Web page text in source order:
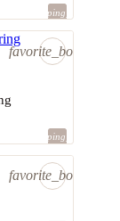
shopping_bag
favorite_border
shopping_bag
favorite_border